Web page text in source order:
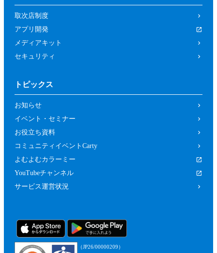
取次店制度
アプリ開発
メディアキット
セキュリティ
トピックス
お知らせ
イベント・セミナー
お役立ち資料
コミュニティイベントCarty
よむよむカラーミー
YouTubeチャンネル
サービス運営状況
（JP26/00000209）